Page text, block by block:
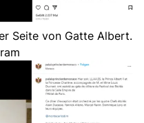
Seite von Gatte Albert.